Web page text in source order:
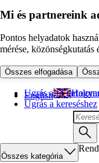
Mi és partnereink
Pontos helyadatok
mérése, közönségkutatás
Összes elfogadása
Ugrás a fő
Ugrás a kereséshez
English
Összes kategória